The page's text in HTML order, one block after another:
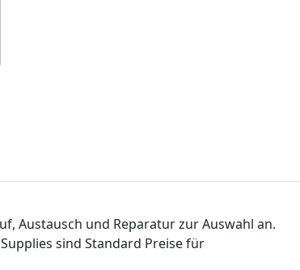
Austausch und Reparatur zur Auswahl an.
sind Standard Preise für